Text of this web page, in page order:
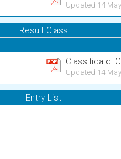
Updated 14
Result Class
Classifica di
Updated 14
Entry List